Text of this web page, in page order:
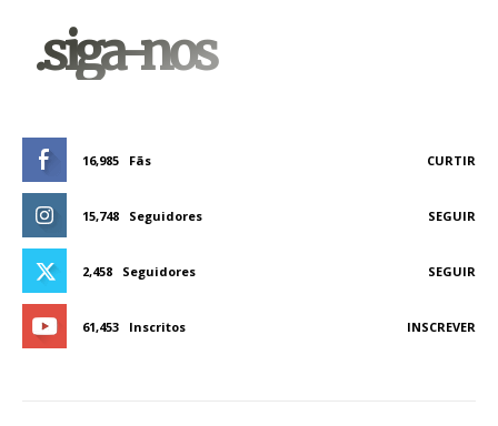
.siga-nos
16,985 Fãs CURTIR
15,748 Seguidores SEGUIR
2,458 Seguidores SEGUIR
61,453 Inscritos INSCREVER